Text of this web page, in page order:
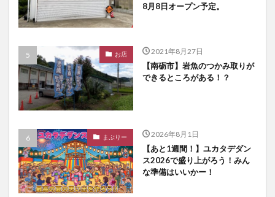
8月8日オープン予定。
お店 2021年8月27日
【南砺市】岩魚のつかみ取りが
できるところがある！？
まぶりー 2026年8月1日
【あと1週間！】ユカタデダン
ス2026で盛り上がろう！みん
な準備はいいかー！